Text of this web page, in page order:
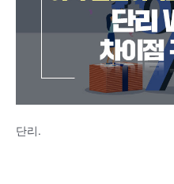
단리.